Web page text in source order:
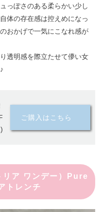
っぽさのある柔らかい少し
体の存在感は控えめになっ
おかげで一気にこなれ感が
透明感を際立たせて儚い女
ご購入はこちら
ア ワンデー）Pure
トレンチ